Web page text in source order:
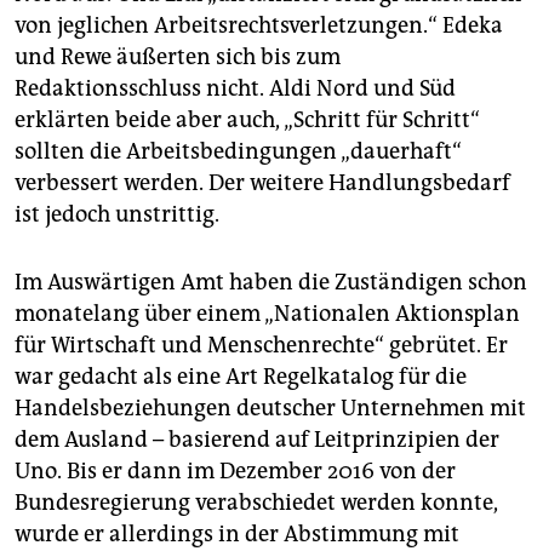
von jeglichen Arbeitsrechtsverletzungen.“ Edeka
und Rewe äußerten sich bis zum
Redaktionsschluss nicht. Aldi Nord und Süd
erklärten beide aber auch, „Schritt für Schritt“
sollten die Arbeitsbedingungen „dauerhaft“
verbessert werden. Der weitere Handlungsbedarf
ist jedoch unstrittig.
Im Auswärtigen Amt haben die Zuständigen schon
monatelang über einem „Nationalen Aktionsplan
für Wirtschaft und Menschenrechte“ gebrütet. Er
war gedacht als eine Art Regelkatalog für die
Handelsbeziehungen deutscher Unternehmen mit
dem Ausland – basierend auf Leitprinzipien der
Uno. Bis er dann im Dezember 2016 von der
Bundesregierung verabschiedet werden konnte,
wurde er allerdings in der Abstimmung mit